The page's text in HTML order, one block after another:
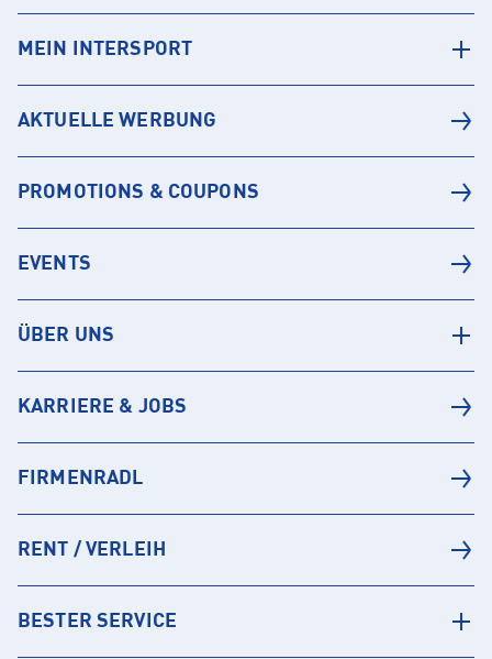
MEIN INTERSPORT
AKTUELLE WERBUNG
PROMOTIONS & COUPONS
EVENTS
ÜBER UNS
KARRIERE & JOBS
FIRMENRADL
RENT / VERLEIH
BESTER SERVICE